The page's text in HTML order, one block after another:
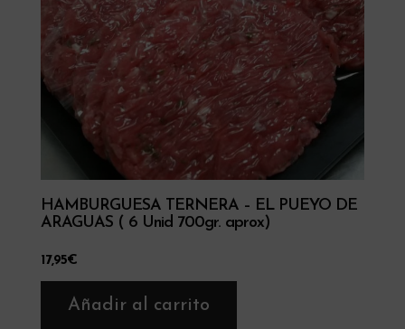
HAMBURGUESA TERNERA – EL PUEYO DE
ARAGUAS ( 6 Unid 700gr. aprox)
17,95€
Añadir al carrito